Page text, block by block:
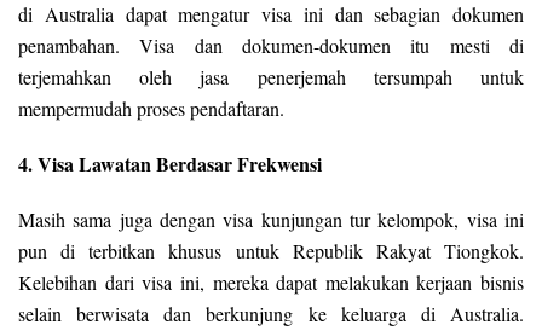
di Australia dapat mengatur visa ini dan sebagian dokumen
penambahan. Visa dan dokumen-dokumen itu mesti di
terjemahkan oleh jasa penerjemah tersumpah untuk
mempermudah proses pendaftaran.
4. Visa Lawatan Berdasar Frekwensi
Masih sama juga dengan visa kunjungan tur kelompok, visa ini
pun di terbitkan khusus untuk Republik Rakyat Tiongkok.
Kelebihan dari visa ini, mereka dapat melakukan kerjaan bisnis
selain berwisata dan berkunjung ke keluarga di Australia.